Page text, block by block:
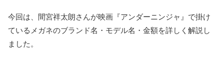
今回は、間宮祥太朗さんが映画『アンダーニンジャ』で掛け
ているメガネのブランド名・モデル名・金額を詳しく解説し
ました。